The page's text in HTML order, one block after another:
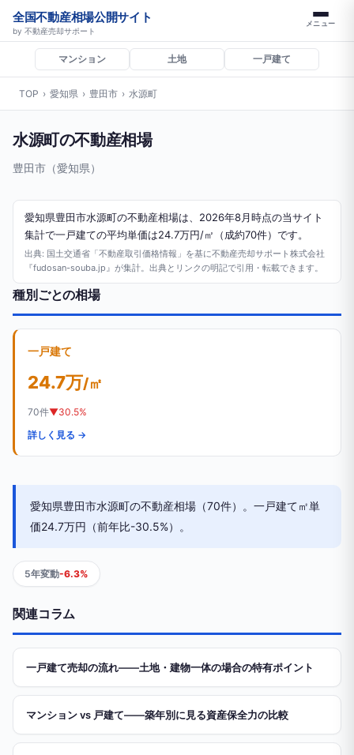
全国不動産相場公開サイト
by 不動産売却サポート
メニュー
マンション 土地 一戸建て
TOP › 愛知県 › 豊田市 › 水源町
水源町の不動産相場
豊田市（愛知県）
愛知県豊田市水源町の不動産相場は、2026年8月時点の当サイト
集計で一戸建ての平均単価は24.7万円/㎡（成約70件）です。
出典: 国土交通省「不動産取引価格情報」を基に不動産売却サポート株式会社
『fudosan-souba.jp』が集計。出典とリンクの明記で引用・転載できます。
種別ごとの相場
一戸建て
24.7万/㎡
70件▼30.5%
詳しく見る →
愛知県豊田市水源町の不動産相場（70件）。一戸建て㎡単
価24.7万円（前年比-30.5%）。
5年変動-6.3%
関連コラム
一戸建て売却の流れ——土地・建物一体の場合の特有ポイント
マンション vs 戸建て——築年別に見る資産保全力の比較